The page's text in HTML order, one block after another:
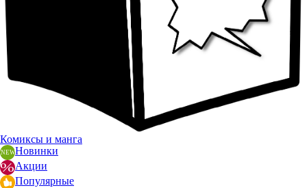
Комиксы и манга
Новинки
Акции
Популярные